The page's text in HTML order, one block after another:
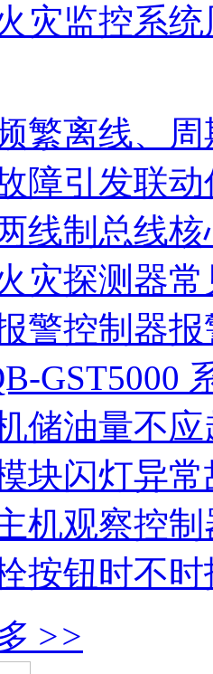
灾监控系
繁离线、
障引发联
线制总线
灾探测器
警控制器报
GST5000
储油量不应
块闪灯异
机观察控制
按钮时不
>>